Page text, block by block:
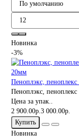
Новинка
-3%
Пеноплэкс,
Пеноплэкс,
Цена за упак..
2 900.00р.3 000.00р.
Купить
Новинка